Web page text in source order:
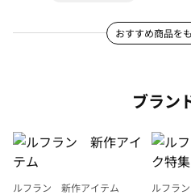
おすすめ商品を
ブラン
ルフラン 新作アイテム ルフラ